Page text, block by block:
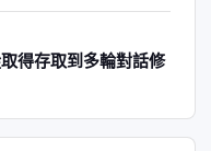
得存取到多輪對話修